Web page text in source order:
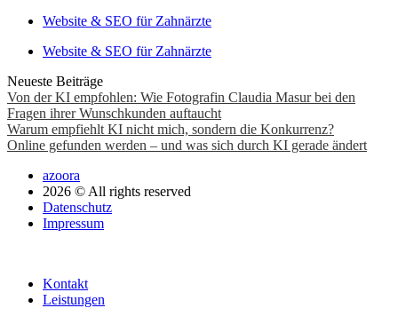
Website & SEO für Zahnärzte
Website & SEO für Zahnärzte
Neueste Beiträge
Von der KI empfohlen: Wie Fotografin Claudia Masur bei den
Fragen ihrer Wunschkunden auftaucht
Warum empfiehlt KI nicht mich, sondern die Konkurrenz?
Online gefunden werden – und was sich durch KI gerade ändert
azoora
2026 © All rights reserved
Datenschutz
Impressum
Kontakt
Leistungen